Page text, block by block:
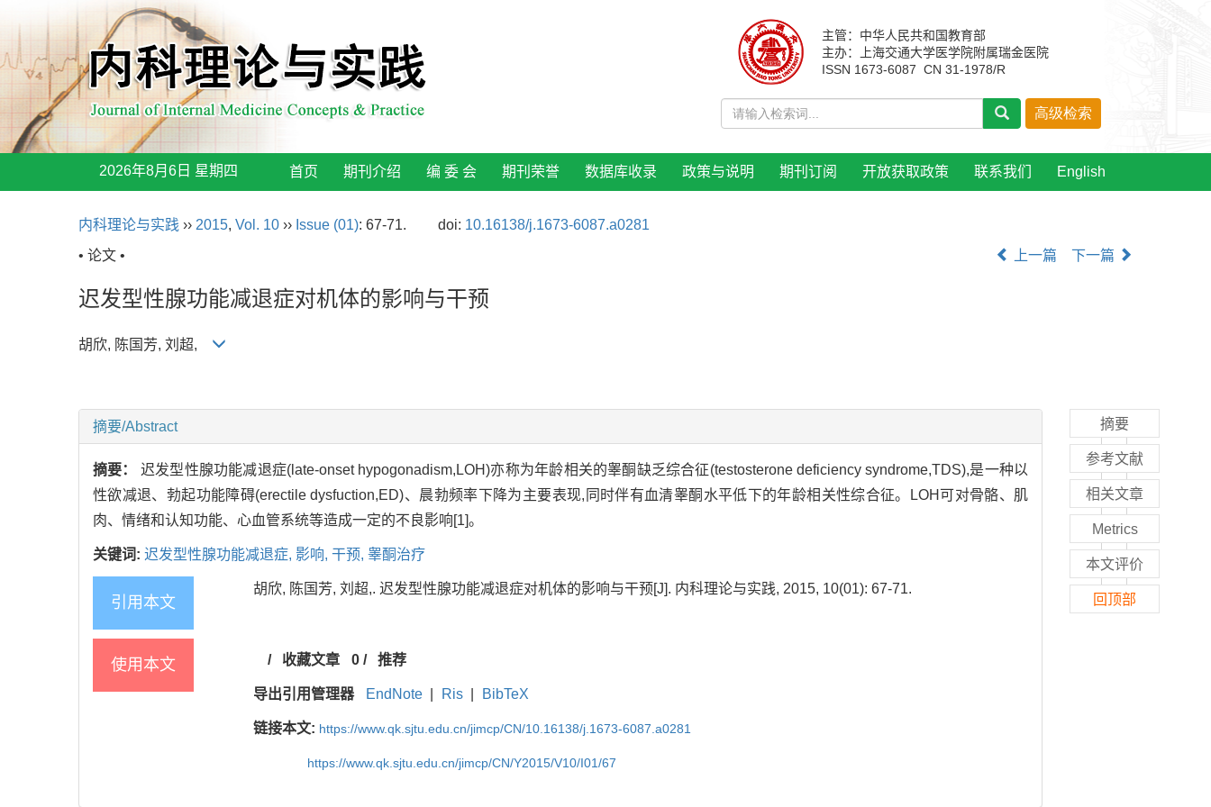
主管：中华人民共和国教育部
主办：上海交通大学医学院附属瑞金医院
ISSN 1673-6087 CN 31-1978/R
2026年8月6日 星期四 首页 期刊介绍 编 委 会 期刊荣誉 数据库收录 政策与说明 期刊订阅 开放获取政策 联系我们 English
内科理论与实践 ›› 2015, Vol. 10 ›› Issue (01): 67-71. doi: 10.16138/j.1673-6087.a0281
• 论文 •
上一篇 下一篇
迟发型性腺功能减退症对机体的影响与干预
胡欣, 陈国芳, 刘超,
摘要/Abstract
摘要： 迟发型性腺功能减退症(late-onset hypogonadism,LOH)亦称为年龄相关的睾酮缺乏综合征(testosterone deficiency syndrome,TDS),是一种以
性欲减退、勃起功能障碍(erectile dysfuction,ED)、晨勃频率下降为主要表现,同时伴有血清睾酮水平低下的年龄相关性综合征。LOH可对骨骼、肌
肉、情绪和认知功能、心血管系统等造成一定的不良影响[1]。
关键词: 迟发型性腺功能减退症, 影响, 干预, 睾酮治疗
引用本文
胡欣, 陈国芳, 刘超,. 迟发型性腺功能减退症对机体的影响与干预[J]. 内科理论与实践, 2015, 10(01): 67-71.
使用本文 / 收藏文章 0/ 推荐
导出引用管理器 EndNote Ris BibTeX
链接本文: https://www.qk.sjtu.edu.cn/jimcp/CN/10.16138/j.1673-6087.a0281
https://www.qk.sjtu.edu.cn/jimcp/CN/Y2015/V10/I01/67
摘要
参考文献
相关文章
Metrics
本文评价
回顶部